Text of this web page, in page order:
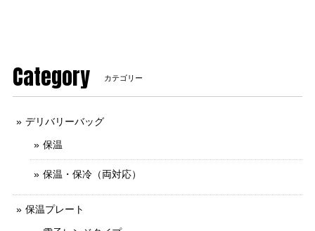
Category カテゴリー
デリバリーバッグ
保温
保温・保冷（両対応）
保温プレート